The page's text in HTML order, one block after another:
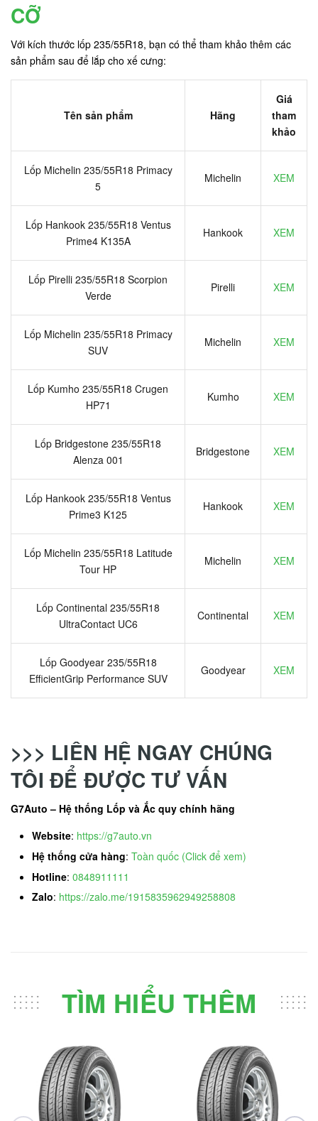
CỠ
Với kích thước lốp 235/55R18, bạn có thể tham khảo thêm các
sản phẩm sau để lắp cho xế cưng:
Tên sản phẩm Hãng
Giá
tham
khảo
Lốp Michelin 235/55R18 Primacy
5
Michelin XEM
Lốp Hankook 235/55R18 Ventus
Prime4 K135A
Hankook XEM
Lốp Pirelli 235/55R18 Scorpion
Verde
Pirelli XEM
Lốp Michelin 235/55R18 Primacy
SUV
Michelin XEM
Lốp Kumho 235/55R18 Crugen
HP71
Kumho XEM
Lốp Bridgestone 235/55R18
Alenza 001
Bridgestone XEM
Lốp Hankook 235/55R18 Ventus
Prime3 K125
Hankook XEM
Lốp Michelin 235/55R18 Latitude
Tour HP
Michelin XEM
Lốp Continental 235/55R18
UltraContact UC6
Continental XEM
Lốp Goodyear 235/55R18
EfficientGrip Performance SUV
Goodyear XEM
>>> LIÊN HỆ NGAY CHÚNG
TÔI ĐỂ ĐƯỢC TƯ VẤN
G7Auto – Hệ thống Lốp và Ắc quy chính hãng
Website: https://g7auto.vn
Hệ thống cửa hàng: Toàn quốc (Click để xem)
Hotline: 0848911111
Zalo: https://zalo.me/1915835962949258808
TÌM HIỂU THÊM